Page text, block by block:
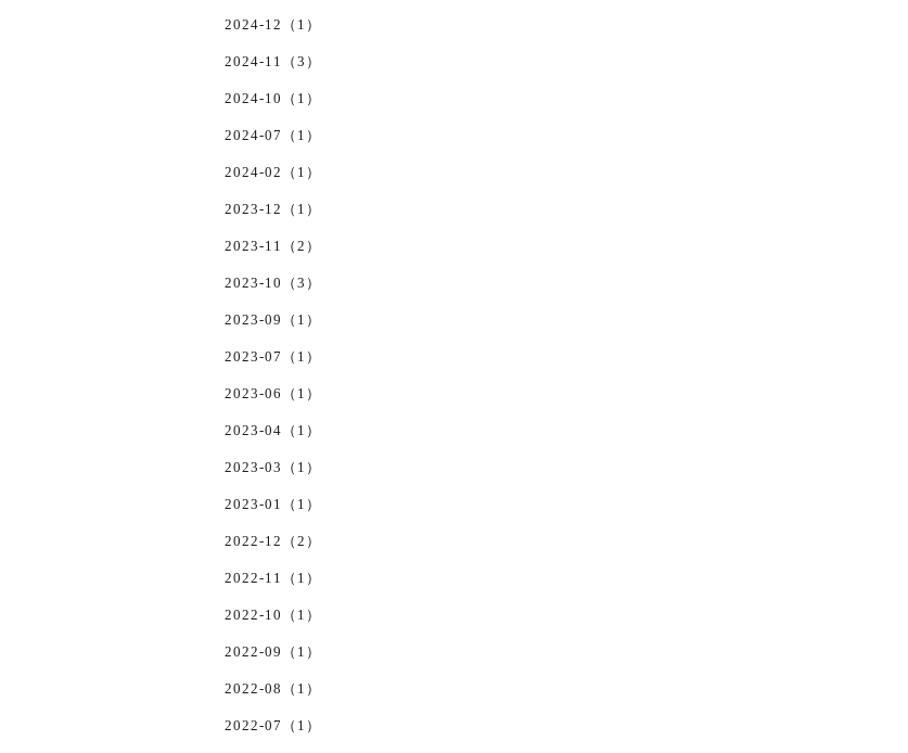
2024-12（1）
2024-11（3）
2024-10（1）
2024-07（1）
2024-02（1）
2023-12（1）
2023-11（2）
2023-10（3）
2023-09（1）
2023-07（1）
2023-06（1）
2023-04（1）
2023-03（1）
2023-01（1）
2022-12（2）
2022-11（1）
2022-10（1）
2022-09（1）
2022-08（1）
2022-07（1）